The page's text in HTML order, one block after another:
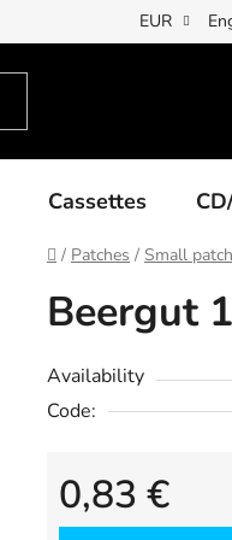
EUR
Cassettes
Home
/ Patches / Small
Beergut
Availability
Code:
0,83 €
Measure price: